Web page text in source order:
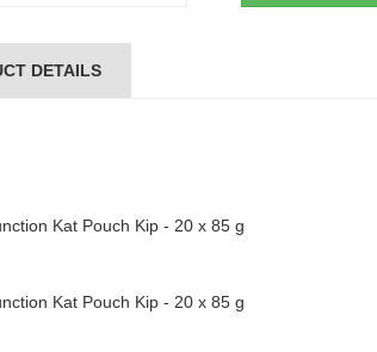
DETAILS
Kat Pouch Kip - 20 x 85 g
Kat Pouch Kip - 20 x 85 g